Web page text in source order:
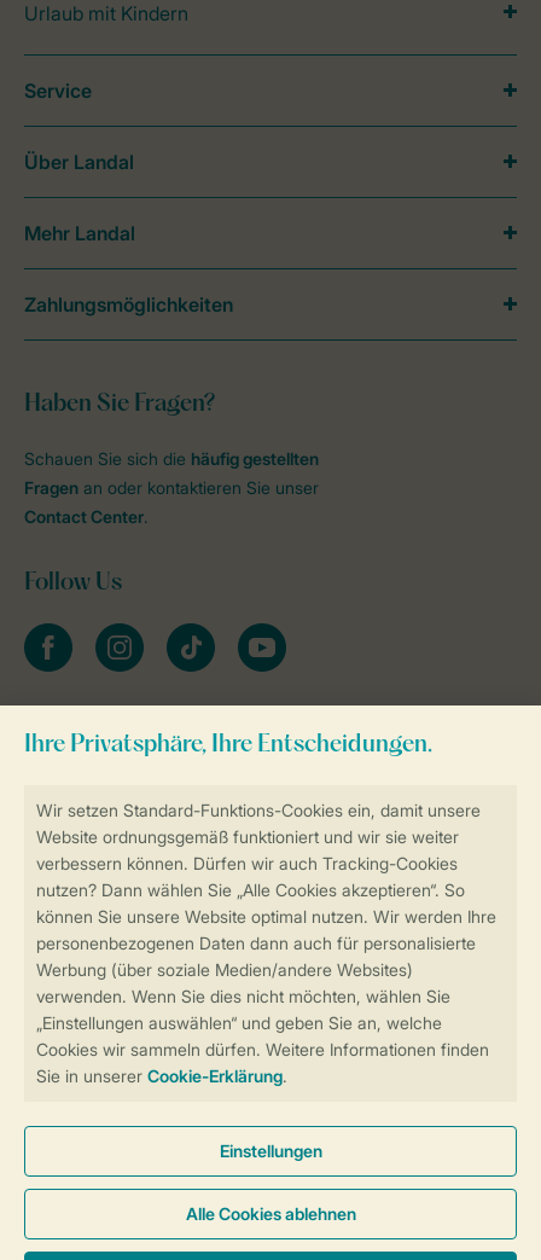
Weitere Informationen und Einstellungen
Sicher und schnell zur Online-Buchung
Sichere Datenübertragung
Sicheres Bezahlen
Urlaub mit Kindern
Haben Sie Fragen?
Schauen Sie sich die häufig gestellten
Fragen an oder kontaktieren Sie unser
Contact Center.
Follow Us
facebookinstagramtiktok youtube
Zum Newsletter anmelden
Service
Über Landal
Mehr Landal
Zahlungsmöglichkeiten